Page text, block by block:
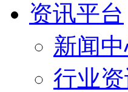
资讯平台
新闻
行业